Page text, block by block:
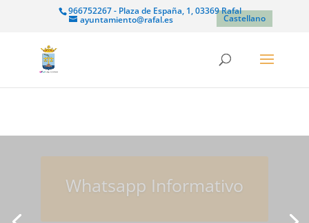
966752267 - Plaza de España, 1, 03369 Rafal
ayuntamiento@rafal.es Castellano
CLIA Rafal